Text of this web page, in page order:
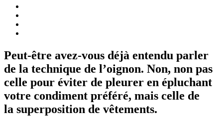
Peut-être avez-vous déjà entendu parler
de la technique de l’oignon. Non, non pas
celle pour éviter de pleurer en épluchant
votre condiment préféré, mais celle de
la superposition de vêtements.